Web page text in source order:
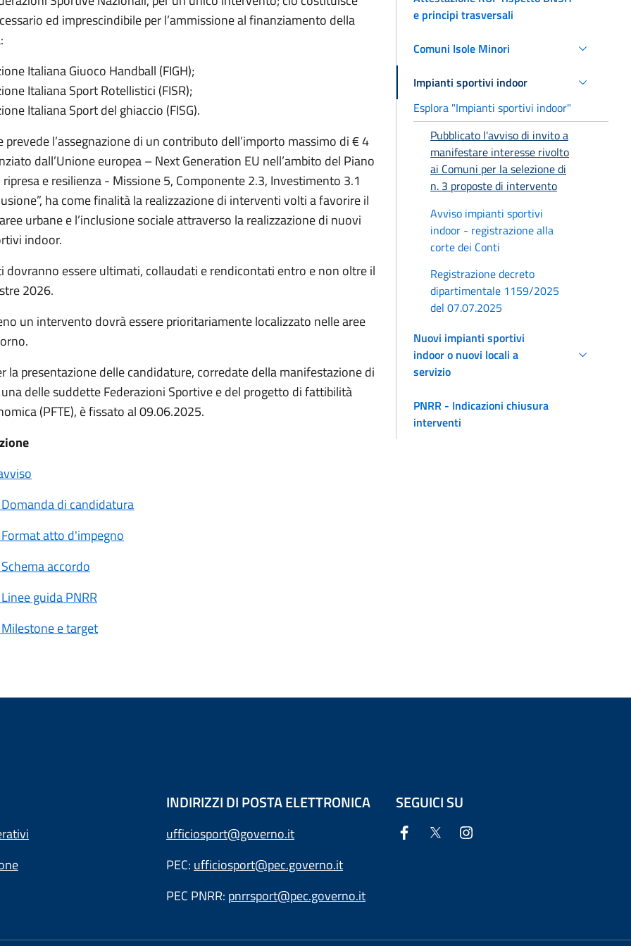
ed imprescindibile per l’ammissione al finanziamento della
Italiana Giuoco Handball (FIGH);
Italiana Sport Rotellistici (FISR);
Italiana Sport del ghiaccio (FISG).
prevede l’assegnazione di un contributo dell’importo massimo di € 4
dall’Unione europea – Next Generation EU nell’ambito del Piano
e resilienza - Missione 5, Componente 2.3, Investimento 3.1
ha come finalità la realizzazione di interventi volti a favorire il
urbane e l’inclusione sociale attraverso la realizzazione di nuovi
indoor.
dovranno essere ultimati, collaudati e rendicontati entro e non oltre il
2026.
un intervento dovrà essere prioritariamente localizzato nelle aree
la presentazione delle candidature, corredate della manifestazione di
delle suddette Federazioni Sportive e del progetto di fattibilità
(PFTE), è fissato al 09.06.2025.
di candidatura
atto d'impegno
accordo
guida PNRR
e target
e principi trasversali
Comuni Isole Minori
Impianti sportivi indoor
Esplora "Impianti sportivi indoor"
Pubblicato l'avviso di invito a
manifestare interesse rivolto
ai Comuni per la selezione di
n. 3 proposte di intervento
Avviso impianti sportivi
indoor - registrazione alla
corte dei Conti
Registrazione decreto
dipartimentale 1159/2025
del 07.07.2025
Nuovi impianti sportivi
indoor o nuovi locali a
servizio
PNRR - Indicazioni chiusura
interventi
INDIRIZZI DI POSTA ELETTRONICA
ufficiosport@governo.it
PEC: ufficiosport@pec.governo.it
PEC PNRR: pnrrsport@pec.governo.it
SEGUICI SU